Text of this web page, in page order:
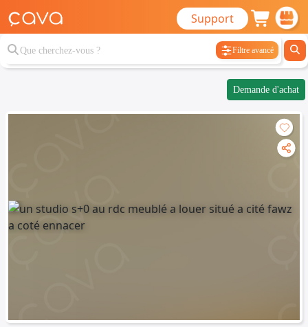
Support
Filtre avancé
Demande d'achat